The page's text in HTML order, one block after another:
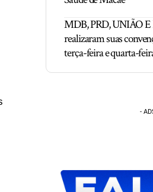
MDB, PRD, UNIÃO
realizaram suas
terça-feira e quarta-
-